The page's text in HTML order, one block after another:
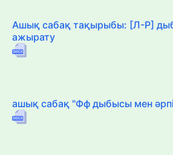
Ашық сабақ тақырыбы: [Л-Р]
ажырату
ашық сабақ "Фф дыбысы мен